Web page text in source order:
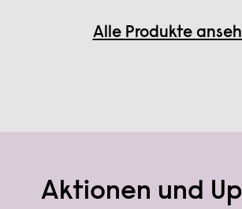
Alle Produkte
Aktionen und